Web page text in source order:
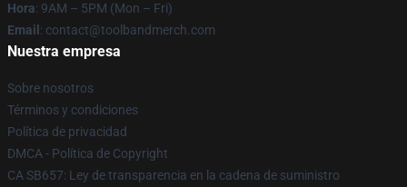
Hora: 9AM – 5PM (Mon – Fri)
Email : contact@toolbandmerch.com
Nuestra empresa
Sobre nosotros
Términos y condiciones
Política de privacidad
DMCA - Política de Copyright
CA SB657: Ley de transparencia en la cadena de suministro